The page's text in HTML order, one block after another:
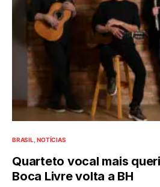
BRASIL NOTÍCIAS
Quarteto vocal mais
Boca Livre volta a BH